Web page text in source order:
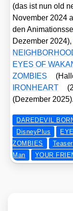
(das ist nun old
Novem­ber 2024
den
Dezem­ber
EYES OF
ZOMBIES
IRONHEART
(Dezem­ber 2025).
DAREDEVIL
DisneyPlus
ZOMBIES
Teaser
Man
YOUR